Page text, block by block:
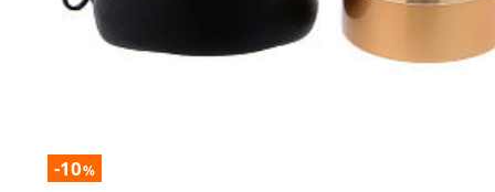
-10%